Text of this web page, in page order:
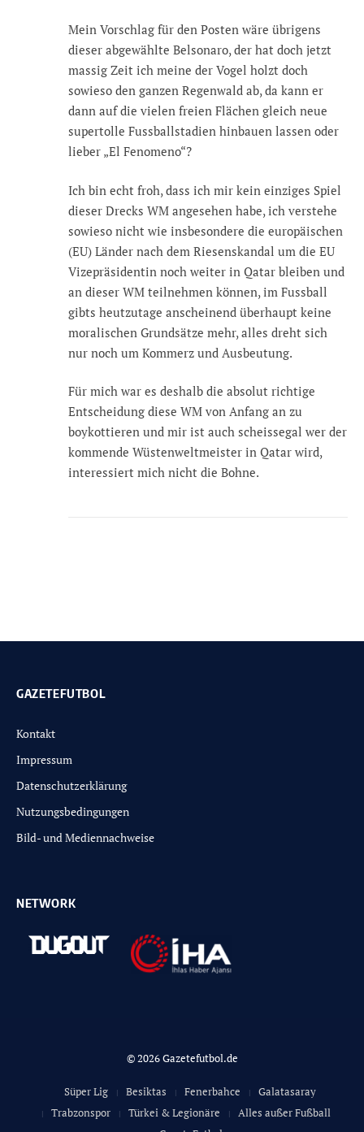
Mein Vorschlag für den Posten wäre übrigens
dieser abgewählte Belsonaro, der hat doch jetzt
massig Zeit ich meine der Vogel holzt doch
sowieso den ganzen Regenwald ab, da kann er
dann auf die vielen freien Flächen gleich neue
supertolle Fussballstadien hinbauen lassen oder
lieber „El Fenomeno“?
Ich bin echt froh, dass ich mir kein einziges Spiel
dieser Drecks WM angesehen habe, ich verstehe
sowieso nicht wie insbesondere die europäischen
(EU) Länder nach dem Riesenskandal um die EU
Vizepräsidentin noch weiter in Qatar bleiben und
an dieser WM teilnehmen können, im Fussball
gibts heutzutage anscheinend überhaupt keine
moralischen Grundsätze mehr, alles dreht sich
nur noch um Kommerz und Ausbeutung.
Für mich war es deshalb die absolut richtige
Entscheidung diese WM von Anfang an zu
boykottieren und mir ist auch scheissegal wer der
kommende Wüstenweltmeister in Qatar wird,
interessiert mich nicht die Bohne.
GAZETEFUTBOL
Kontakt
Impressum
Datenschutzerklärung
Nutzungsbedingungen
Bild- und Mediennachweise
NETWORK
© 2026 Gazetefutbol.de
Süper Lig Besiktas Fenerbahce
Galatasaray
Trabzonspor
Türkei & Legionäre
Alles außer Fußball